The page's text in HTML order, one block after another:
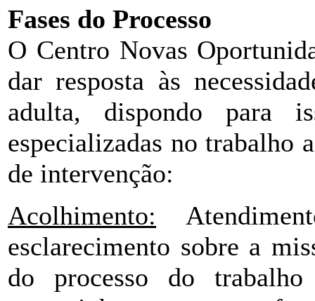
Fases do Processo
O Centro Novas
dar resposta às
adulta, dispondo para
especializadas no trabalho
de intervenção:
Acolhimento:
esclarecimento sobre a
do processo do